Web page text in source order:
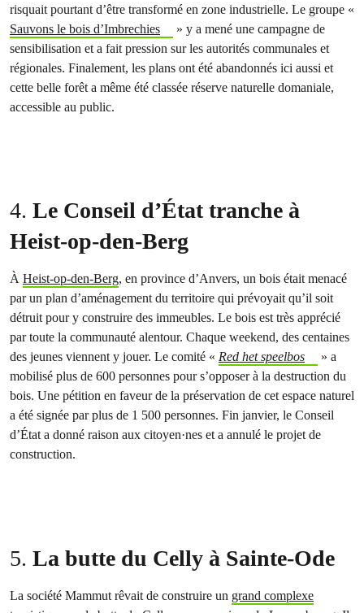
risquait pourtant d’être transformé en zone industrielle. Le groupe «
Sauvons le bois d’Imbrechies
» y a mené une campagne de
sensibilisation et a fait pression sur les autorités communales et
régionales. Finalement, les plans ont été abandonnés ici aussi et
cette belle forêt a même été classée réserve naturelle domaniale,
accessible au public.
4. Le Conseil d’État tranche à
Heist-op-den-Berg
À Heist-op-den-Berg, en province d’Anvers, un bois était menacé
par un plan d’aménagement du territoire qui prévoyait qu’il soit
détruit pour y construire des immeubles. Le bois est très apprécié
par toute la communauté alentour. Chaque weekend, des centaines
des jeunes viennent y jouer. Le comité « Red het speelbos
» a
mobilisé plus de 600 personnes pour s’opposer à la destruction du
bois. Une pétition en faveur de la préservation de cet espace naturel
a été signée par plus de 1 500 personnes. Fin janvier, le Conseil
d’État a donné raison aux citoyen·nes et a annulé le projet de
construction.
5. La butte du Celly à Sainte-Ode
La société Mammut rêvait de construire un grand complexe